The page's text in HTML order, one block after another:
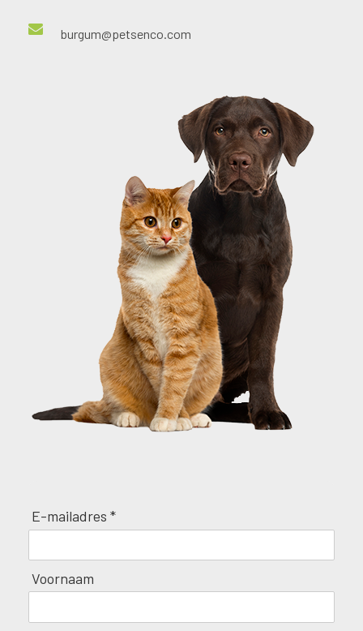
burgum@petsenco.com
E-mailadres *
Voornaam